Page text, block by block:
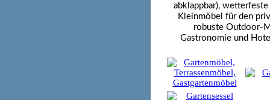
abklappbar),
Kleinmöbel für den
robuste Outdoor-
Gastronomie und